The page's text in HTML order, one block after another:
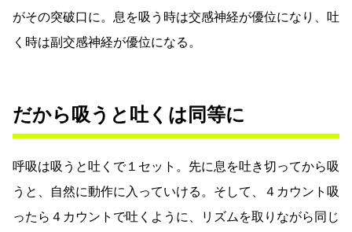
がその突破口に。息を吸う時は交感神経が優位になり、吐
く時は副交感神経が優位になる。
だから吸うと吐くは同等に
呼吸は吸うと吐くで１セット。先に息を吐き切ってから吸
うと、自然に動作に入っていける。そして、４カウント吸
ったら４カウントで吐くように、リズムを取りながら同じ